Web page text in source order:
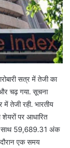
सत्र में तेजी का
चढ़ गया. सूचना
में तेजी रही. भारतीय
शेयरों पर आधारित
साथ 59,689.31 अंक
एक समय